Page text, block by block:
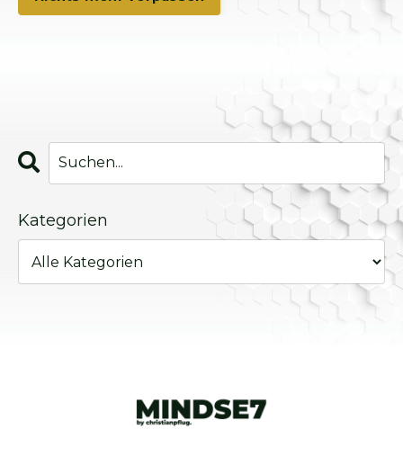
Kategorien